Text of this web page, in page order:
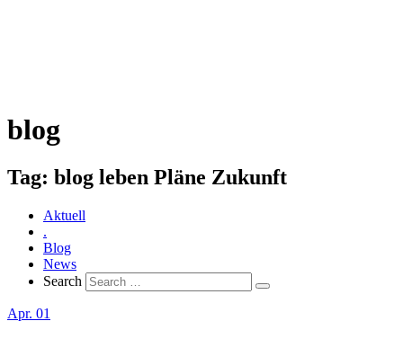
blog
Tag: blog leben Pläne Zukunft
Aktuell
.
Blog
News
Search
Apr. 01